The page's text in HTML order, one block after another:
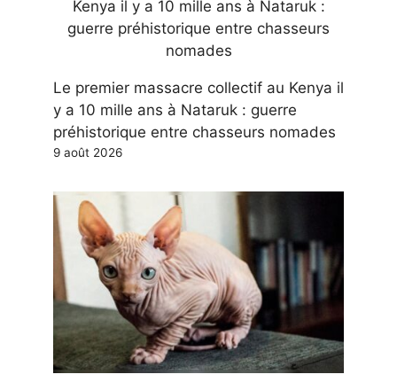
Le premier massacre collectif au Kenya il
y a 10 mille ans à Nataruk : guerre
préhistorique entre chasseurs nomades
9 août 2026